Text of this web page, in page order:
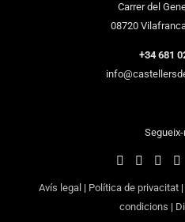
Carrer del
08720
+34 681
Avís legal | Política de privacitat|
condicions |